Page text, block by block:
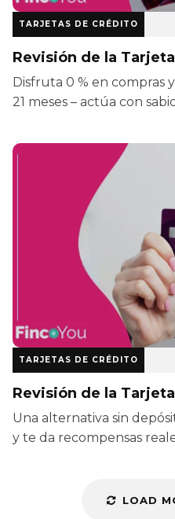
TARJETAS DE CRÉDITO
Revisión de la
Disfruta 0 % en compras
21 meses – actúa con
TARJETAS DE CRÉDITO
Revisión de la
Una alternativa sin
y te da recompensas
LOAD